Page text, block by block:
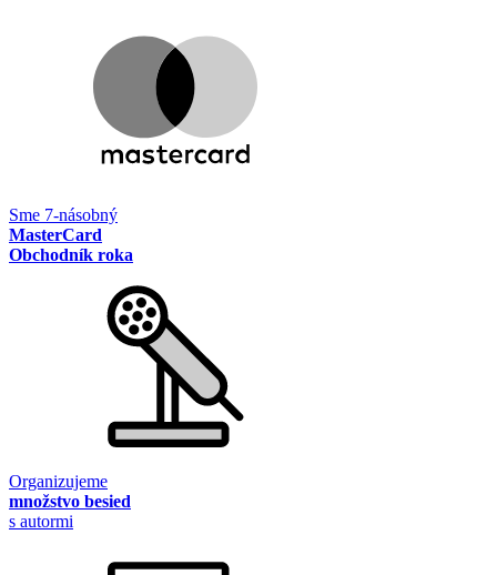
Sme 7-násobný
MasterCard
Obchodník roka
Organizujeme
množstvo besied
s autormi